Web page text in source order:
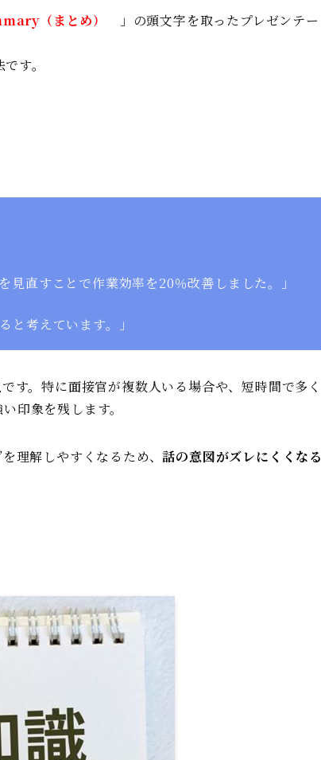
（まとめ）
」の頭文字を取ったプレゼンテー
す。
見直すことで作業効率を20％改善しました。」
と考えています。」
です。特に面接官が複数人いる場合や、短時間で多く
印象を残します。
理解しやすくなるため、話の意図がズレにくくなる